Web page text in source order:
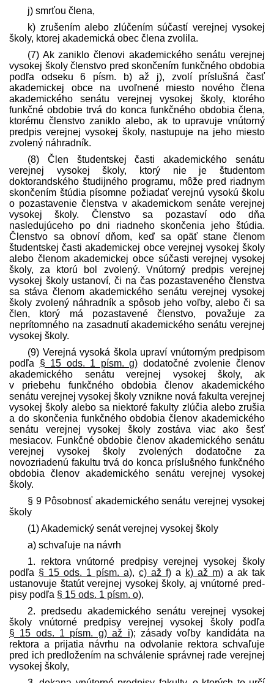
j) smrťou člena,
k) zrušením alebo zlúčením súčastí verejnej vysokej
školy, ktorej akademická obec člena zvolila.
(7) Ak zaniklo členovi akademického senátu verejnej
vysokej školy členstvo pred skončením funkčného obdobia
podľa odseku 6 písm. b) až j), zvolí príslušná časť
akademickej obce na uvoľnené miesto nového člena
akademického senátu verejnej vysokej školy, ktorého
funkčné obdobie trvá do konca funkčného obdobia člena,
ktorému členstvo zaniklo alebo, ak to upravuje vnútorný
pred­pis verejnej vysokej školy, nastupuje na jeho miesto
zvolený náhradník.
(8) Člen študentskej časti akademického senátu
verejnej vysokej školy, ktorý nie je študentom
doktorandského študijného programu, môže pred riadnym
skončením štúdia písomne požiadať verejnú vysokú školu
o pozastavenie členstva v akademickom senáte verejnej
vysokej školy. Členstvo sa pozastaví odo dňa
nasledujúceho po dni riadneho skončenia jeho štúdia.
Členstvo sa obnoví dňom, keď sa opäť stane členom
študentskej časti akademickej obce verejnej vysokej školy
alebo členom akademickej obce súčasti verejnej vysokej
školy, za ktorú bol zvolený. Vnútorný pred­pis verejnej
vysokej školy ustanoví, či na čas pozastaveného členstva
sa stáva členom akademického senátu verejnej vysokej
školy zvolený náhradník a spôsob jeho voľby, alebo či sa
člen, ktorý má pozastavené členstvo, považuje za
neprítomného na zasadnutí akademického senátu verejnej
vysokej školy.
(9) Verejná vysoká škola upraví vnútorným pred­pisom
podľa § 15 ods. 1 písm. g) dodatočné zvolenie členov
akademického senátu verejnej vysokej školy, ak
v priebehu funkčného obdobia členov akademického
senátu verejnej vysokej školy vznikne nová fakulta verejnej
vysokej školy alebo sa niektoré fakulty zlúčia alebo zrušia
a do skončenia funkčného obdobia členov akademického
senátu verejnej vysokej školy zostáva viac ako šesť
mesiacov. Funkčné obdobie členov akademického senátu
verejnej vysokej školy zvolených dodatočne za
novozriadenú fakultu trvá do konca príslušného funkčného
obdobia členov akademického senátu verejnej vysokej
školy.
§ 9 Pôsobnosť akademického senátu verejnej vysokej
školy
(1) Akademický senát verejnej vysokej školy
a) schvaľuje na návrh
1. rektora vnútorné pred­pisy verejnej vysokej školy
podľa § 15 ods. 1 písm. a), c) až f) a k) až m) a ak tak
ustanovuje štatút verejnej vysokej školy, aj vnútorné pred­
pisy podľa § 15 ods. 1 písm. o),
2. pred­sedu akademického senátu verejnej vysokej
školy vnútorné pred­pisy verejnej vysokej školy podľa
§ 15 ods. 1 písm. g) až i); zásady voľby kandidáta na
rektora a prijatia návrhu na odvolanie rektora schvaľuje
pred ich pred­ložením na schválenie správnej rade verejnej
vysokej školy,